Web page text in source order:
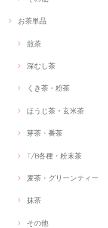
お茶単品
煎茶
深むし茶
くき茶・粉茶
ほうじ茶・玄米茶
芽茶・番茶
T/B各種・粉末茶
麦茶・グリーンティー
抹茶
その他